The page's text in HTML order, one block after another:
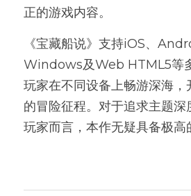
正的游戏内容。
《宝藏船说》支持iOS、
Windows及Web HTML5等
玩家在不同设备上畅游深海，
的冒险征程。对于追求主题深
玩家而言，本作无疑具备极高